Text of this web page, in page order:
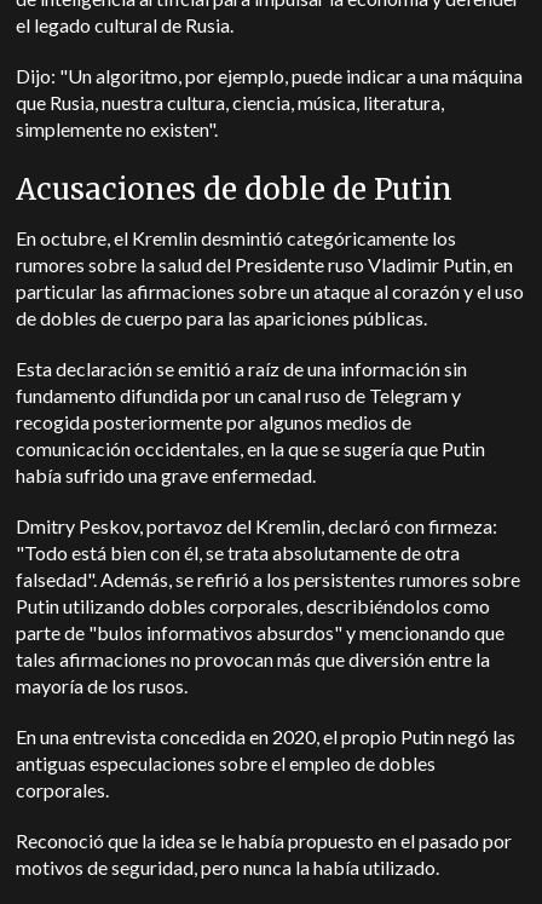
el legado cultural de Rusia.
Dijo: "Un algoritmo, por ejemplo, puede indicar a una máquina
que Rusia, nuestra cultura, ciencia, música, literatura,
simplemente no existen".
Acusaciones de doble de Putin
En octubre, el Kremlin desmintió categóricamente los
rumores sobre la salud del Presidente ruso Vladimir Putin, en
particular las afirmaciones sobre un ataque al corazón y el uso
de dobles de cuerpo para las apariciones públicas.
Esta declaración se emitió a raíz de una información sin
fundamento difundida por un canal ruso de Telegram y
recogida posteriormente por algunos medios de
comunicación occidentales, en la que se sugería que Putin
había sufrido una grave enfermedad.
Dmitry Peskov, portavoz del Kremlin, declaró con firmeza:
"Todo está bien con él, se trata absolutamente de otra
falsedad". Además, se refirió a los persistentes rumores sobre
Putin utilizando dobles corporales, describiéndolos como
parte de "bulos informativos absurdos" y mencionando que
tales afirmaciones no provocan más que diversión entre la
mayoría de los rusos.
En una entrevista concedida en 2020, el propio Putin negó las
antiguas especulaciones sobre el empleo de dobles
corporales.
Reconoció que la idea se le había propuesto en el pasado por
motivos de seguridad, pero nunca la había utilizado.